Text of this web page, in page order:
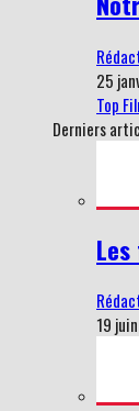
25
Top
Derniers
19